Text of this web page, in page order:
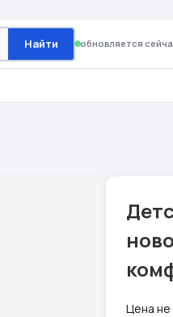
Найти обновляется
Цена не